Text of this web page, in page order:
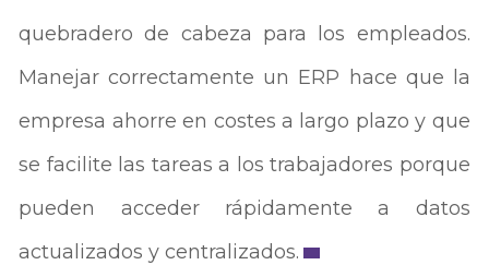
quebradero de cabeza para los empleados.
Manejar correctamente un ERP hace que la
empresa ahorre en costes a largo plazo y que
se facilite las tareas a los trabajadores porque
pueden acceder rápidamente a datos
actualizados y centralizados.